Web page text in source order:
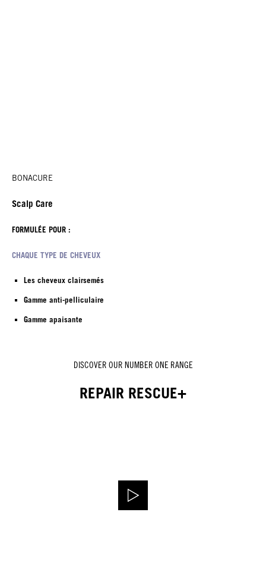
BONACURE
Scalp Care
FORMULÉE POUR :
CHAQUE TYPE DE CHEVEUX
Les cheveux clairsemés
Gamme anti-pelliculaire
Gamme apaisante
DISCOVER OUR NUMBER ONE RANGE
REPAIR RESCUE+